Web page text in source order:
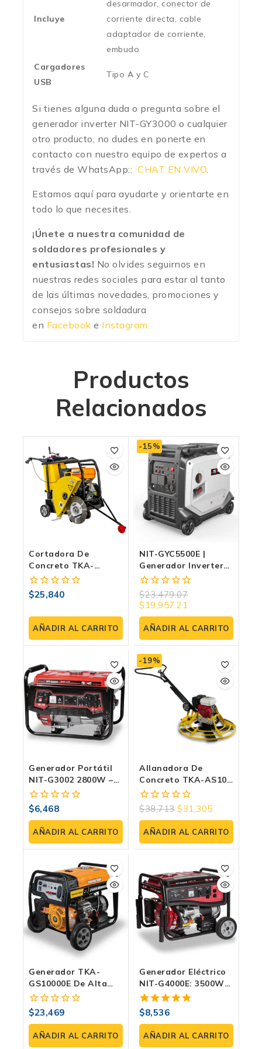
Incluye
desarmador, conector de
corriente directa, cable
adaptador de corriente,
embudo
Cargadores
USB
Tipo A y C
Si tienes alguna duda o pregunta sobre el
generador inverter NIT-GY3000 o cualquier
otro producto, no dudes en ponerte en
contacto con nuestro equipo de expertos a
través de WhatsApp:: CHAT EN VIVO.
Estamos aquí para ayudarte y orientarte en
todo lo que necesites.
¡Únete a nuestra comunidad de
soldadores profesionales y
entusiastas! No olvides seguirnos en
nuestras redes sociales para estar al tanto
de las últimas novedades, promociones y
consejos sobre soldadura
en Facebook e Instagram.
Productos
Relacionados
Cortadora De
Concreto TKA-
FS450RT NAVAJO De
13HP Profesional–
Máximo Rendimiento
0
de
5
$25,840
AÑADIR AL CARRITO
-15%
NIT-GYC5500E |
Generador Inverter
Silencioso 5.5 KW
110/220V Para Hogar,
Oficina Móvil Y
Exteriores
0
fuera
de
5
$23,479.07
$ 19,957.21
AÑADIR AL CARRITO
Generador Portátil
NIT-G3002 2800W –
Motor 196cc,
Gasolina 4 Tiempos,
120/240V – Energía
Confiable Y Continua
0
fuera
de
5
$6,468
AÑADIR AL CARRITO
-19%
Allanadora De
Concreto TKA-AS100
TORNADO Con
Motor Loncin De
5.5HP
0
fuera
de
5
$38,713 $31,305
AÑADIR AL CARRITO
Generador TKA-
GS10000E De Alta
Capacidad 10,000 W
– Potencia Y
Confiabilidad Con
Arranque Dual.
0
fuera
de
5
$23,469
AÑADIR AL CARRITO
Generador Eléctrico
NIT-G4000E: 3500W
De Potencia- Ideal
Para Uso Residencial
Y Comercial
5.00
fuera de 5
$8,536
AÑADIR AL CARRITO